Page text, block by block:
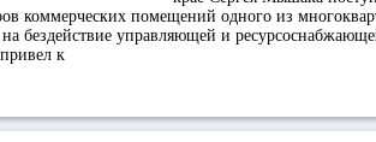
коммерческих помещений одного из
бездействие управляющей и
к